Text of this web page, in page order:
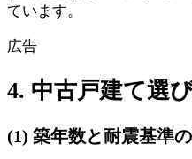
ています。
広告
4. 中古戸建て選
(1) 築年数と耐震基準